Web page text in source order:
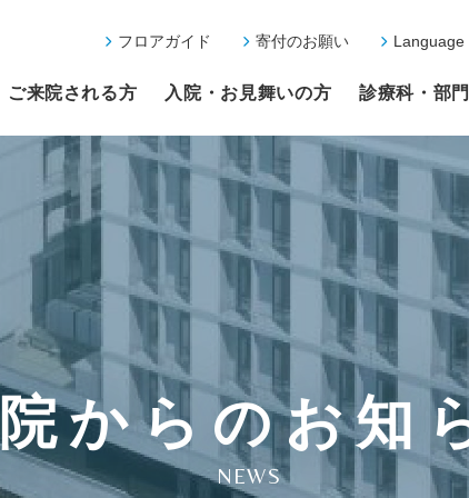
フロアガイド 寄付のお願い Language
ご来院される方 入院・お見舞いの方 診療科・部門
からのお知
NEWS